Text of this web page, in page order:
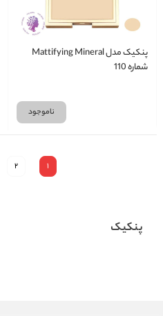
پنکیک مدل Mattifying Mineral
شماره 110
ناموجود
1
2
پنکیک